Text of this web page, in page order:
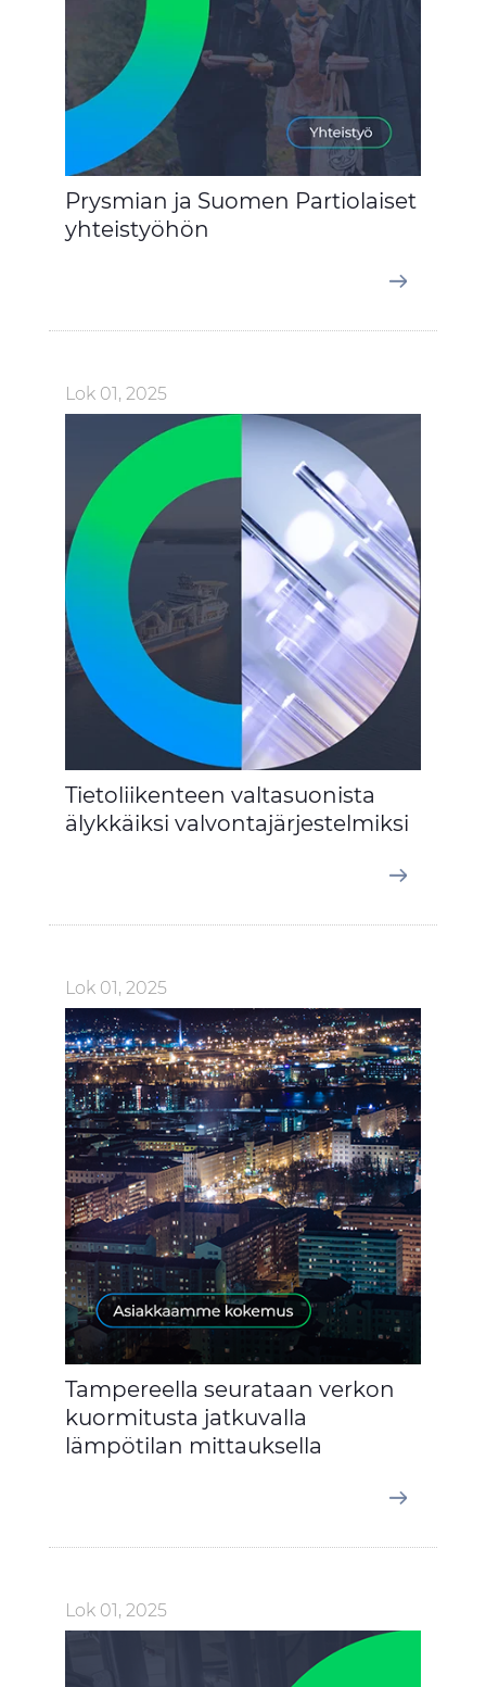
Prysmian ja Suomen Partiolaiset
yhteistyöhön
Lok 01, 2025
Tietoliikenteen valtasuonista
älykkäiksi valvontajärjestelmiksi
Lok 01, 2025
Tampereella seurataan verkon
kuormitusta jatkuvalla
lämpötilan mittauksella
Lok 01, 2025